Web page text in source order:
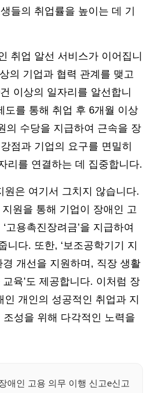
들의 취업률을 높이는 데 기
취업 알선 서비스가 이어집니
의 기업과 협력 관계를 맺고
이상의 일자리를 알선합니
도를 통해 취업 후 6개월 이상
의 수당을 지급하여 근속을 장
점과 기업의 요구를 면밀히
리를 연결하는 데 집중합니다.
원은 여기서 그치지 않습니다.
지원을 통해 기업이 장애인 고
고용촉진장려금’을 지급하여
니다. 또한, ‘보조공학기기 지
경 개선을 지원하며, 직장 생활
육’도 제공합니다. 이처럼 장
개인의 성공적인 취업과 지
성을 위해 다각적인 노력을
애인 고용 의무 이행 신고e신고